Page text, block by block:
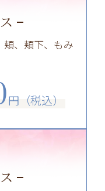
、頬下、もみ
円（税込）